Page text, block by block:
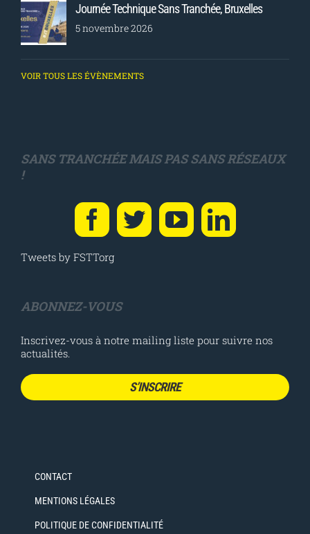
Journée Technique Sans Tranchée, Bruxelles
5 novembre 2026
VOIR TOUS LES ÉVÈNEMENTS
SANS TRANCHÉE MAIS PAS SANS RÉSEAUX
!
Tweets by FSTTorg
ABONNEZ-VOUS
Inscrivez-vous à notre mailing liste pour suivre nos
actualités.
S’INSCRIRE
CONTACT
MENTIONS LÉGALES
POLITIQUE DE CONFIDENTIALITÉ